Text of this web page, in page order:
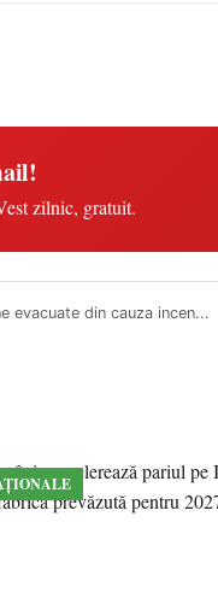
zilnic, gratuit.
evacuate din cauza incen...